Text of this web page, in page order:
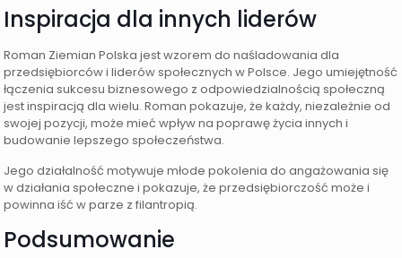
Inspiracja dla innych liderów
Roman Ziemian Polska jest wzorem do naśladowania dla
przedsiębiorców i liderów społecznych w Polsce. Jego umiejętność
łączenia sukcesu biznesowego z odpowiedzialnością społeczną
jest inspiracją dla wielu. Roman pokazuje, że każdy, niezależnie od
swojej pozycji, może mieć wpływ na poprawę życia innych i
budowanie lepszego społeczeństwa.
Jego działalność motywuje młode pokolenia do angażowania się
w działania społeczne i pokazuje, że przedsiębiorczość może i
powinna iść w parze z filantropią.
Podsumowanie